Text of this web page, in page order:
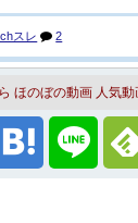
スレ 2
ほのぼの動画 人気動